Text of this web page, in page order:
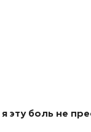
эту боль не